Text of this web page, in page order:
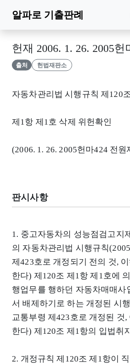
알파로 기출판례
헌재 2006. 1. 26. 2005헌
출처 헌법재판소
자동차관리법 시행규칙 제120
제1항 제1호 삭제 위헌확인
(2006. 1. 26. 2005헌마424 전원
판시사항
1. 중고자동차의 성능점검고지
의 자동차관리법 시행규칙
제423호로 개정되기 전의 것,
한다) 제120조 제1항 제1호에
행업무를 행하던 자동차매매사
서 배제하기로 하는 개정된 시
교통부령 제423호로 개정된 것,
한다) 제120조 제1항의 입법취
2. 개정규칙 제120조 제1항이